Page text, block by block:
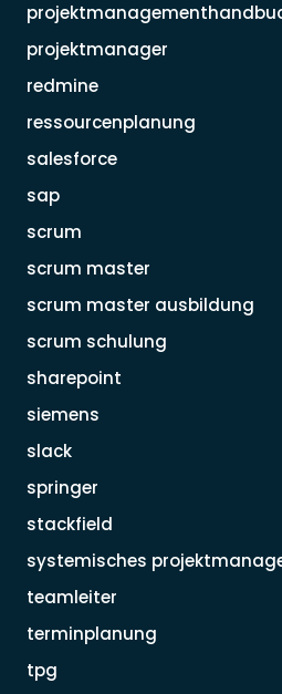
projektmanager
redmine
ressourcenplanung
salesforce
sap
scrum
scrum master
scrum master ausbildung
scrum schulung
sharepoint
siemens
slack
springer
stackfield
systemisches
teamleiter
terminplanung
tpg